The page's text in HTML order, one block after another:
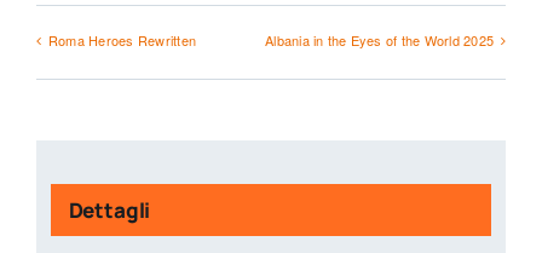
Roma Heroes Rewritten Albania in the Eyes of the World 2025
Dettagli